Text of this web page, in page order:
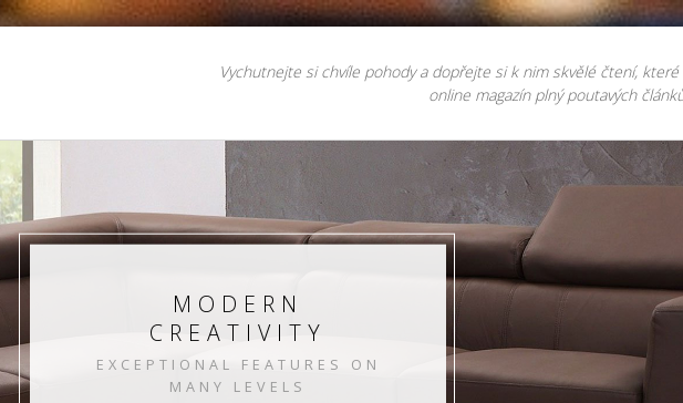
Vychutnejte si chvíle pohody a dopřejte si k nim skvělé čtení,
online magazín plný poutavých
MODERN
CREATIVITY
EXCEPTIONAL FEATURES ON
MANY LEVELS